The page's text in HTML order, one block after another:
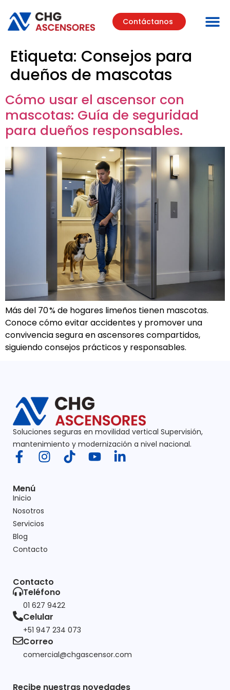
Contáctanos
Etiqueta: Consejos para
dueños de mascotas
Cómo usar el ascensor con
mascotas: Guía de seguridad
para dueños responsables.
Más del 70 % de hogares limeños tienen mascotas.
Conoce cómo evitar accidentes y promover una
convivencia segura en ascensores compartidos,
siguiendo consejos prácticos y responsables.
Soluciones seguras en movilidad vertical Supervisión,
mantenimiento y modernización a nivel nacional.
Menú
Inicio
Nosotros
Servicios
Blog
Contacto
Contacto
Teléfono
01 627 9422
Celular
+51 947 234 073
Correo
comercial@chgascensor.com
Recibe nuestras novedades